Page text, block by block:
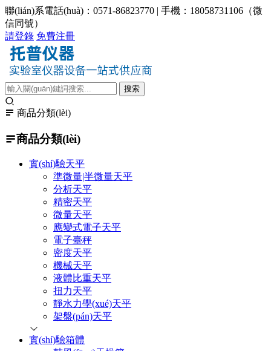
聯(lián)系電話(huà)：0571-86823770 | 手機：18058731106（微
信同號）
請登錄 免費注冊
商品分類(lèi)
商品分類(lèi)
實(shí)驗天平
準微量|半微量天平
分析天平
精密天平
微量天平
應變式電子天平
電子臺秤
密度天平
機械天平
液體比重天平
扭力天平
靜水力學(xué)天平
架盤(pán)天平
實(shí)驗箱體